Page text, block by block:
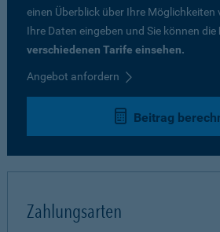
einen Überblick über Ihre
Ihre Daten eingeben und Sie können die
verschiedenen Tarife einsehen.
Angebot anfordern
Beitrag
Zahlungsarten